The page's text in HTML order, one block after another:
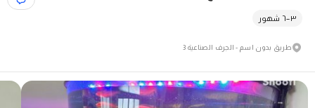
٣–٦ شهور
طريق بدون اسم - الجرف الصناعية 3